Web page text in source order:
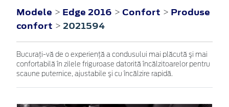
Modele > Edge 2016 > Confort > Produse
confort > 2021594
Bucuraţi-vă de o experienţă a condusului mai plăcută şi mai
confortabilă în zilele friguroase datorită încălzitoarelor pentru
scaune puternice, ajustabile şi cu încălzire rapidă.